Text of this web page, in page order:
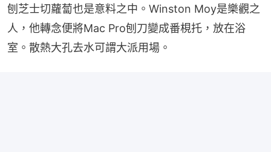
刨芝士切蘿蔔也是意料之中。Winston Moy是樂觀之
人，他轉念便將Mac Pro刨刀變成番梘托，放在浴
室。散熱大孔去水可謂大派用場。